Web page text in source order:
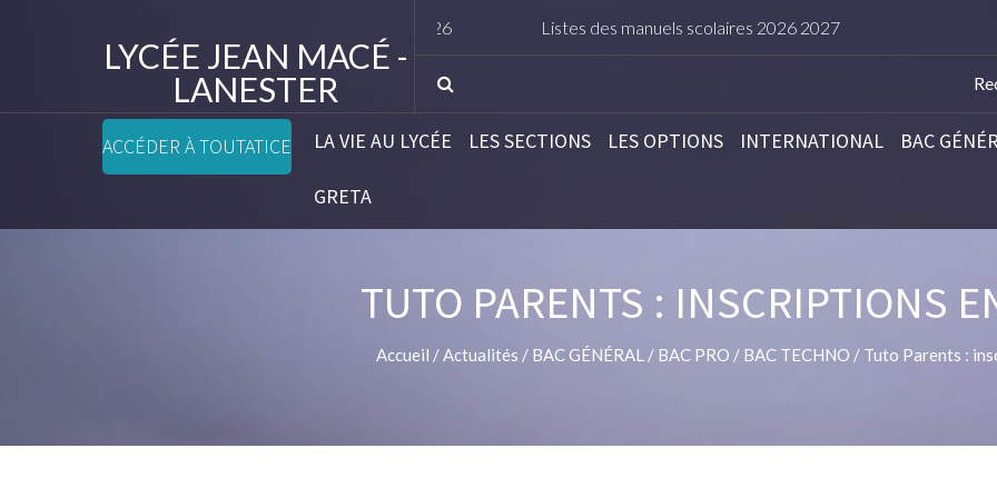
LYCÉE JEAN MACÉ -
LANESTER
Listes des manuels scolaires 2026 2027 TARIFS DE
ACCÉDER À TOUTATICE LA VIE AU LYCÉE LES SECTIONS LES OPTIONS INTERNATIONAL BAC
GRETA
TUTO PARENTS : INSCRIPTIONS
Accueil /Actualités / BAC GÉNÉRAL / BAC PRO / BAC TECHNO / Tuto Parents :